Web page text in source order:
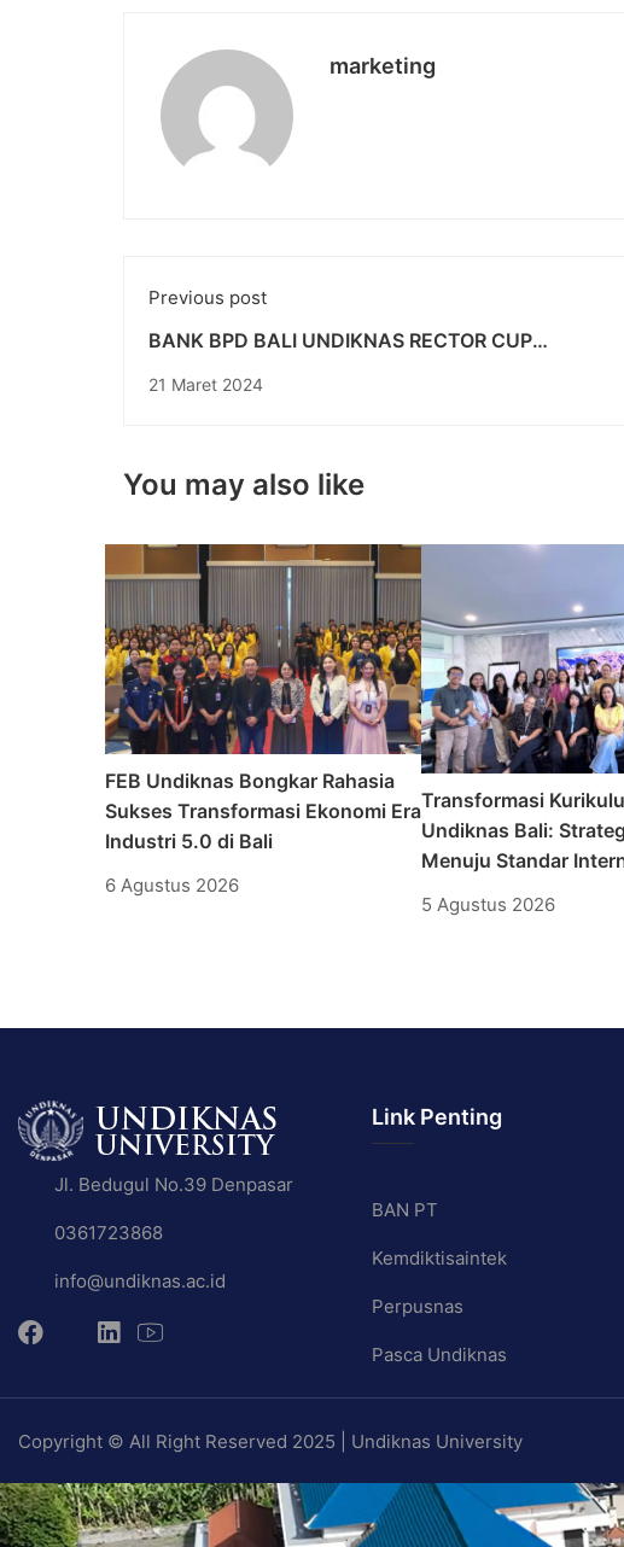
marketing
Previous post
BANK BPD BALI UNDIKNAS RECTOR CUP
21 Maret 2024
You may also like
FEB Undiknas Bongkar Rahasia
Sukses Transformasi Ekonomi Era
Industri 5.0 di Bali
6 Agustus 2026
Transformasi
Undiknas Bali:
Menuju Standar
5 Agustus 2026
Jl. Bedugul No.39 Denpasar
0361723868
info@undiknas.ac.id
Link Penting
BAN PT
Kemdiktisaintek
Perpusnas
Pasca Undiknas
Copyright © All Right Reserved 2025 | Undiknas University